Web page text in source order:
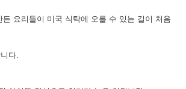
든 요리들이 미국 식탁에 오를 수 있는 길이 처음
다.